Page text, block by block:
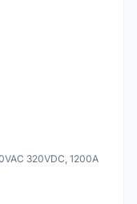
320VDC, 1200A